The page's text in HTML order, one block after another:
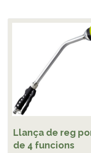
Llança de reg
de 4 funcions